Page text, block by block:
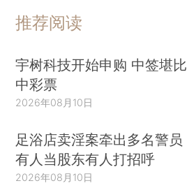
推荐阅读
宇树科技开始申购 中签堪比
中彩票
2026年08月10日
足浴店卖淫案牵出多名警员
有人当股东有人打招呼
2026年08月10日